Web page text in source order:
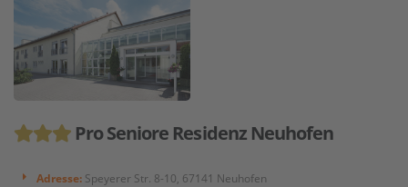
Pro Seniore Residenz Neuhofen
Adresse: Speyerer Str. 8-10, 67141 Neuhofen